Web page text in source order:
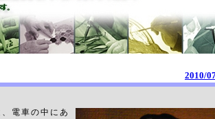
2010/
電車の中にあ